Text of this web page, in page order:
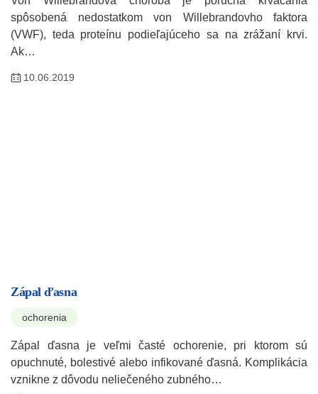
spôsobená nedostatkom von Willebrandovho faktora
(VWF), teda proteínu podieľajúceho sa na zrážaní krvi.
Ak…
10.06.2019
Zápal ďasna
ochorenia
Zápal ďasna je veľmi časté ochorenie, pri ktorom sú
opuchnuté, bolestivé alebo infikované ďasná. Komplikácia
vznikne z dôvodu neliečeného zubného…